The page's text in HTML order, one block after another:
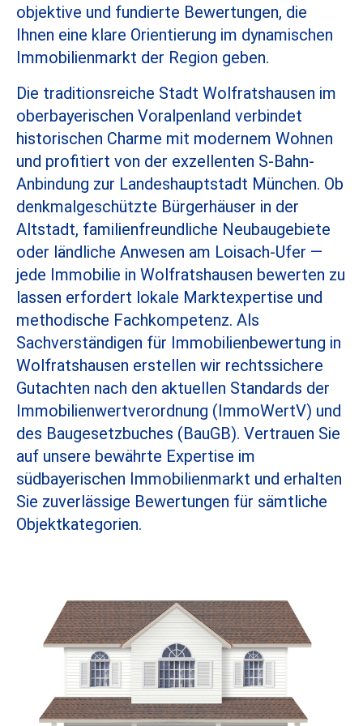
objektive und fundierte Bewertungen, die
Ihnen eine klare Orientierung im dynamischen
Immobilienmarkt der Region geben.
Die traditionsreiche Stadt Wolfratshausen im
oberbayerischen Voralpenland verbindet
historischen Charme mit modernem Wohnen
und profitiert von der exzellenten S-Bahn-
Anbindung zur Landeshauptstadt München. Ob
denkmalgeschützte Bürgerhäuser in der
Altstadt, familienfreundliche Neubaugebiete
oder ländliche Anwesen am Loisach-Ufer —
jede Immobilie in Wolfratshausen bewerten zu
lassen erfordert lokale Marktexpertise und
methodische Fachkompetenz. Als
Sachverständigen für Immobilienbewertung in
Wolfratshausen erstellen wir rechtssichere
Gutachten nach den aktuellen Standards der
Immobilienwertverordnung (ImmoWertV) und
des Baugesetzbuches (BauGB). Vertrauen Sie
auf unsere bewährte Expertise im
südbayerischen Immobilienmarkt und erhalten
Sie zuverlässige Bewertungen für sämtliche
Objektkategorien.